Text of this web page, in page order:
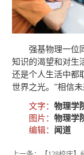
强基物理一位
知识的渴望和对生
还是个人生活中都
世界之光。”相信
文字： 物理学
图片： 物理学
编辑： 闻道